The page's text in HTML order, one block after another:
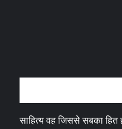
साहित्य वह जिससे सबका